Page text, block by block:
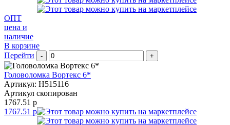
ОПТ
цена и
наличие
В корзине
Перейти
- +
Головоломка Вортекс 6*
Артикул: H515116
Артикул скопирован
1767.51 р
1767.51 р